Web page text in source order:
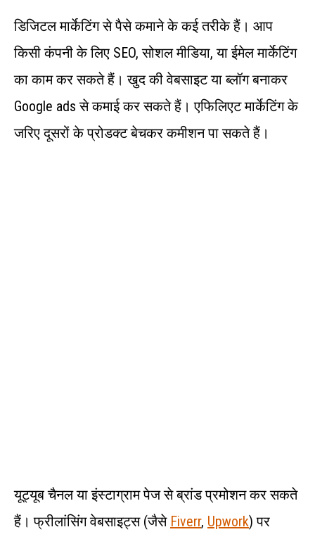
डिजिटल मार्केटिंग से पैसे कमाने के कई तरीके हैं। आप
किसी कंपनी के लिए SEO, सोशल मीडिया, या ईमेल मार्केटिंग
का काम कर सकते हैं। खुद की वेबसाइट या ब्लॉग बनाकर
Google ads से कमाई कर सकते हैं। एफिलिएट मार्केटिंग के
जरिए दूसरों के प्रोडक्ट बेचकर कमीशन पा सकते हैं।
यूट्यूब चैनल या इंस्टाग्राम पेज से ब्रांड प्रमोशन कर सकते
हैं। फ्रीलांसिंग वेबसाइट्स (जैसे Fiverr, Upwork) पर